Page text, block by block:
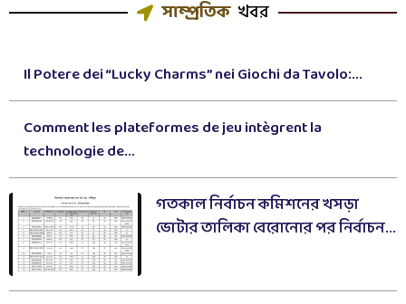
সাম্প্রতিক খবর
Il Potere dei “Lucky Charms” nei Giochi da Tavolo:...
Comment les plateformes de jeu intègrent la
technologie de...
গতকাল নির্বাচন কমিশনের খসড়া
ভোটার তালিকা বেরোনোর পর নির্বাচন...